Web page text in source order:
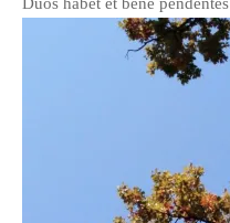
Duos habet et bene pendentes